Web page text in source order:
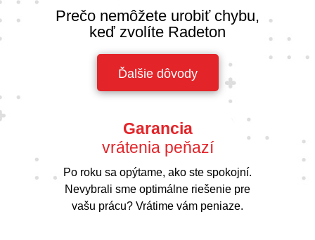
Prečo nemôžete urobiť chybu,
keď zvolíte Radeton
Ďalšie dôvody
Garancia
vrátenia peňazí
Po roku sa opýtame, ako ste spokojní.
Nevybrali sme optimálne riešenie pre
vašu prácu? Vrátime vám peniaze.